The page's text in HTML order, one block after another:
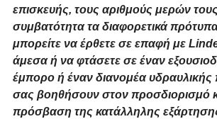
επισκευής, τους αριθμούς μερών
συμβατότητα τα διαφορετικά
μπορείτε να έρθετε σε επαφή με
άμεσα ή να φτάσετε σε έναν
έμπορο ή έναν διανομέα
σας βοηθήσουν στον προσδιορισμό
πρόσβαση της κατάλληλης